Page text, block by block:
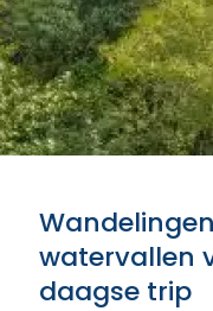
watervallen
daagse trip